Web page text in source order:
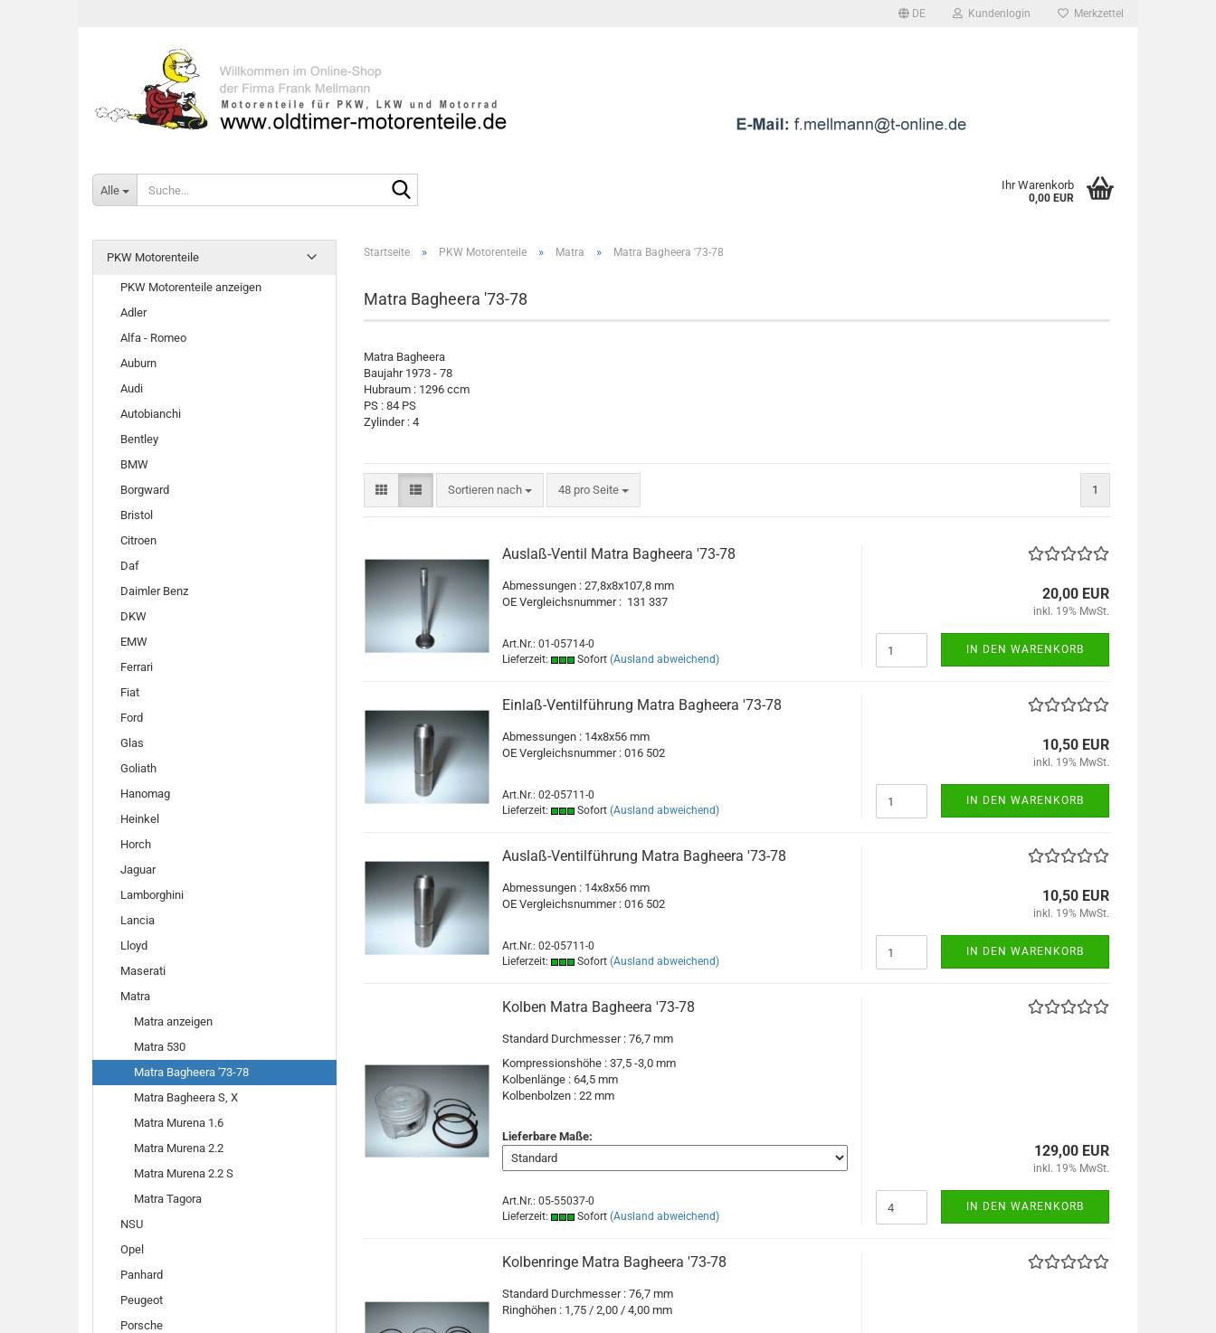
DE Kundenlogin Merkzettel
Alle Ihr Warenkorb
0,00 EUR
Startseite » PKW Motorenteile » Matra » Matra Bagheera '73-78
Matra Bagheera '73-78
Matra Bagheera
Baujahr 1973 - 78
Hubraum : 1296 ccm
PS : 84 PS
Zylinder : 4
Sortieren nach
Sortieren nach 48 pro Seite
pro Seite 1
Auslaß-Ventil Matra Bagheera '73-78
Abmessungen : 27,8x8x107,8 mm
OE Vergleichsnummer : 131 337
Art.Nr.: 01-05714-0
Lieferzeit:
Sofort (Ausland abweichend)
20,00 EUR
inkl. 19% MwSt.
IN DEN WARENKORB
Einlaß-Ventilführung Matra Bagheera '73-78
Abmessungen : 14x8x56 mm
OE Vergleichsnummer : 016 502
Art.Nr.: 02-05711-0
Lieferzeit:
Sofort (Ausland abweichend)
10,50 EUR
inkl. 19% MwSt.
IN DEN WARENKORB
Auslaß-Ventilführung Matra Bagheera '73-78
Abmessungen : 14x8x56 mm
OE Vergleichsnummer : 016 502
Art.Nr.: 02-05711-0
Lieferzeit:
Sofort (Ausland abweichend)
10,50 EUR
inkl. 19% MwSt.
IN DEN WARENKORB
Kolben Matra Bagheera '73-78
Standard Durchmesser : 76,7 mm
Kompressionshöhe : 37,5 -3,0 mm
Kolbenlänge : 64,5 mm
Kolbenbolzen : 22 mm
Lieferbare Maße:
Art.Nr.: 05-55037-0
Lieferzeit:
Sofort (Ausland abweichend)
129,00 EUR
inkl. 19% MwSt.
IN DEN WARENKORB
Kolbenringe Matra Bagheera '73-78
Standard Durchmesser : 76,7 mm
Ringhöhen : 1,75 / 2,00 / 4,00 mm
PKW Motorenteile
PKW Motorenteile anzeigen
Adler
Alfa - Romeo
Auburn
Audi
Autobianchi
Bentley
BMW
Borgward
Bristol
Citroen
Daf
Daimler Benz
DKW
EMW
Ferrari
Fiat
Ford
Glas
Goliath
Hanomag
Heinkel
Horch
Jaguar
Lamborghini
Lancia
Lloyd
Maserati
Matra
Matra anzeigen
Matra 530
Matra Bagheera '73-78
Matra Bagheera S, X
Matra Murena 1.6
Matra Murena 2.2
Matra Murena 2.2 S
Matra Tagora
NSU
Opel
Panhard
Peugeot
Porsche